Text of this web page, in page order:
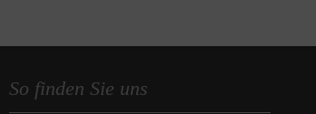
So finden Sie uns